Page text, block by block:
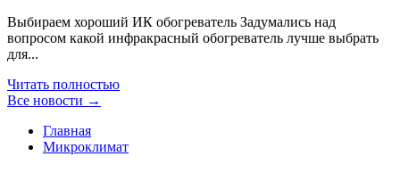
Выбираем хороший ИК обогреватель Задумались над
вопросом какой инфракрасный обогреватель лучше выбрать
для...
Читать полностью
Все новости →
Главная
Микроклимат